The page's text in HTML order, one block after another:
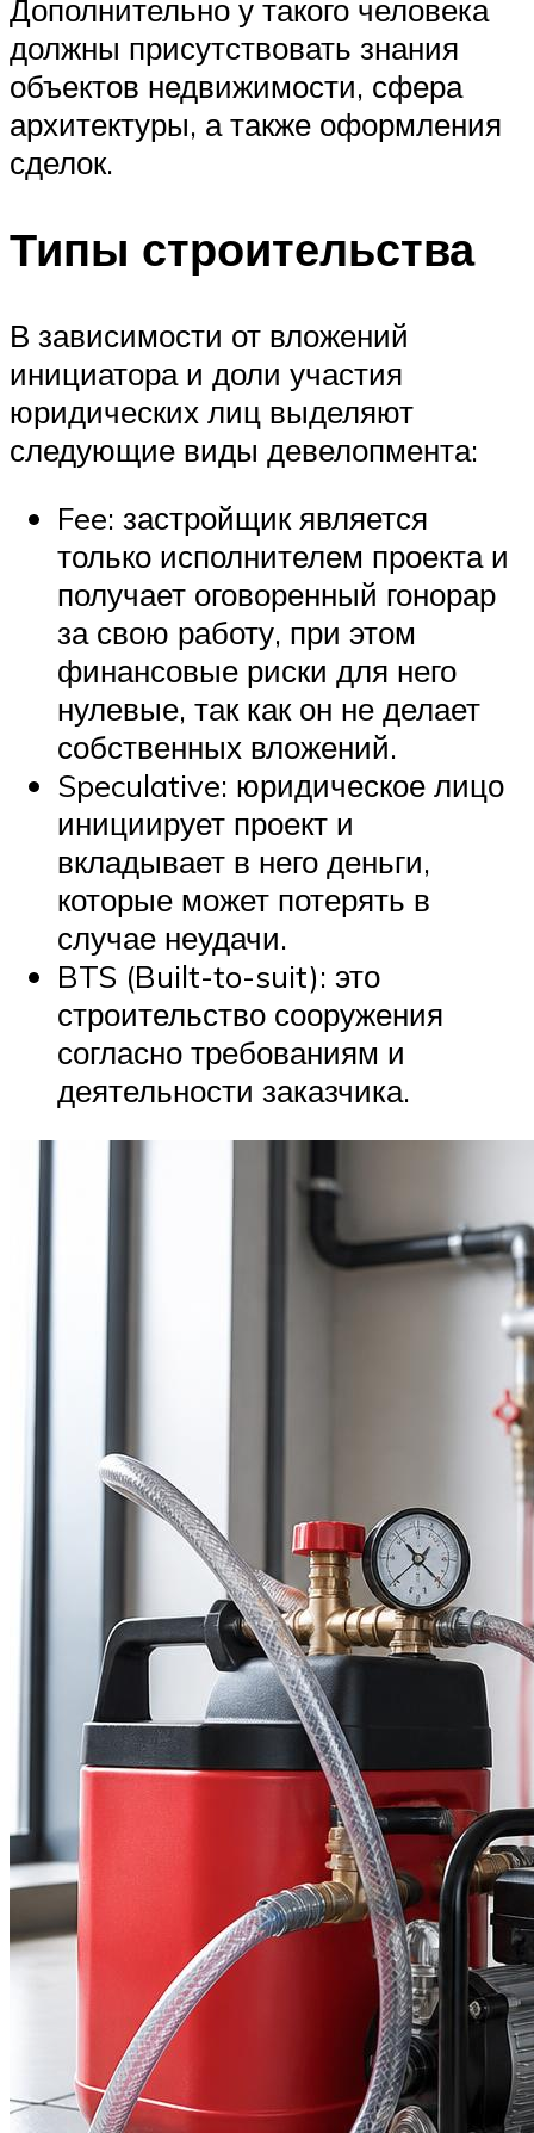
Дополнительно у такого человека
должны присутствовать знания
объектов недвижимости, сфера
архитектуры, а также оформления
сделок.
Типы строительства
В зависимости от вложений
инициатора и доли участия
юридических лиц выделяют
следующие виды девелопмента:
Fee: застройщик является
только исполнителем проекта и
получает оговоренный гонорар
за свою работу, при этом
финансовые риски для него
нулевые, так как он не делает
собственных вложений.
Speculative: юридическое лицо
инициирует проект и
вкладывает в него деньги,
которые может потерять в
случае неудачи.
BTS (Built-to-suit): это
строительство сооружения
согласно требованиям и
деятельности заказчика.